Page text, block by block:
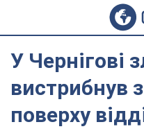
У Чернігові
вистрибнув
поверху